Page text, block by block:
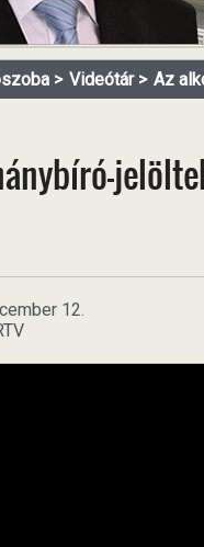
Videótár Az
12.